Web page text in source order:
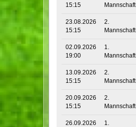
15:15
Mannschaft
23.08.2026
15:15
2.
Mannschaft
02.09.2026
19:00
1.
Mannschaft
13.09.2026
15:15
2.
Mannschaft
20.09.2026
15:15
2.
Mannschaft
26.09.2026
1.